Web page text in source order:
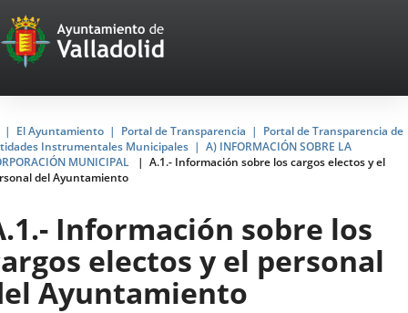
Portal
Web
del
Ayuntamiento
de
Valladolid
El Ayuntamiento Portal de Transparencia
Portal de Transparencia de
Instrumentales Municipales
A) INFORMACIÓN SOBRE LA
MUNICIPAL
A.1.- Información sobre los cargos electos y el
del Ayuntamiento
Información sobre los
electos y el personal
Ayuntamiento